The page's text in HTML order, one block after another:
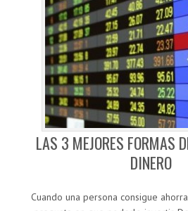
LAS 3 MEJORES FORMAS
DINERO
Cuando una persona consigue